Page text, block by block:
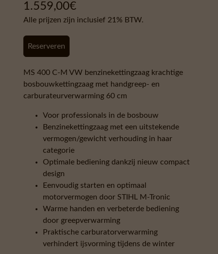
1.559,00€
Alle prijzen zijn inclusief 21% BTW.
Reserveren
MS 400 C-M VW benzinekettingzaag krachtige
bosbouwkettingzaag met handgreep- en
carburateurverwarming 60 cm
Voor professionals in de bosbouw
Benzinekettingzaag met een uitstekende
vermogen/gewicht verhouding in haar
categorie
Optimale bediening dankzij nieuw compact
design
Eenvoudig starten en optimaal
motorvermogen door STIHL M-Tronic
Warme handen en verbeterde bediening
door greepverwarming
Praktische carburatorverwarming
verhindert ijsvorming tijdens de winter